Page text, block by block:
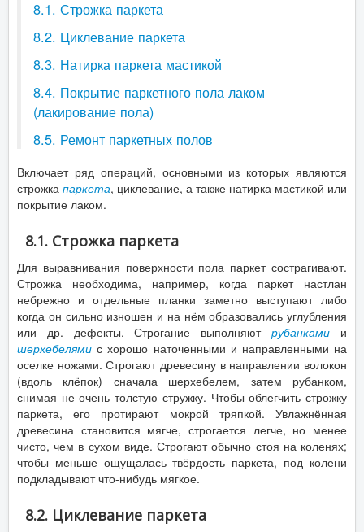
8.1. Строжка паркета
8.2. Циклевание паркета
8.3. Натирка паркета мастикой
8.4. Покрытие паркетного пола лаком
(лакирование пола)
8.5. Ремонт паркетных полов
Включает ряд операций, основными из которых являются
строжка паркета, циклевание, а также натирка мастикой или
покрытие лаком.
8.1. Строжка паркета
Для выравнивания поверхности пола паркет сострагивают.
Строжка необходима, например, когда паркет настлан
небрежно и отдельные планки заметно выступают либо
когда он сильно изношен и на нём образовались углубления
или др. дефекты. Строгание выполняютрубанками и
шерхебелями с хорошо наточенными и направленными на
оселке ножами. Строгают древесину в направлении волокон
(вдоль клёпок) сначала шерхебелем, затем рубанком,
снимая не очень толстую стружку. Чтобы облегчить строжку
паркета, его протирают мокрой тряпкой. Увлажнённая
древесина становится мягче, строгается легче, но менее
чисто, чем в сухом виде. Строгают обычно стоя на коленях;
чтобы меньше ощущалась твёрдость паркета, под колени
подкладывают что-нибудь мягкое.
8.2. Циклевание паркета